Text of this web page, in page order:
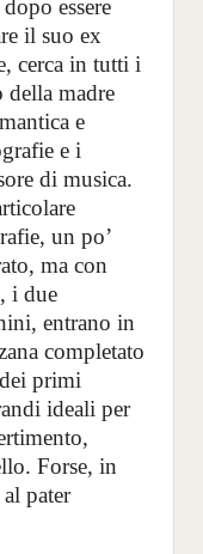
essere
il suo ex
cerca in tutti i
madre
e
e i
di musica.
un po’
ma con
i due
entrano in
completato
primi
ideali per
Forse, in
pater